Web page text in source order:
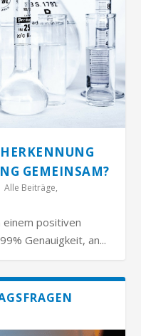
GEMEINSAM?
|Alle Beiträge,
einem positiven
Genauigkeit, an...